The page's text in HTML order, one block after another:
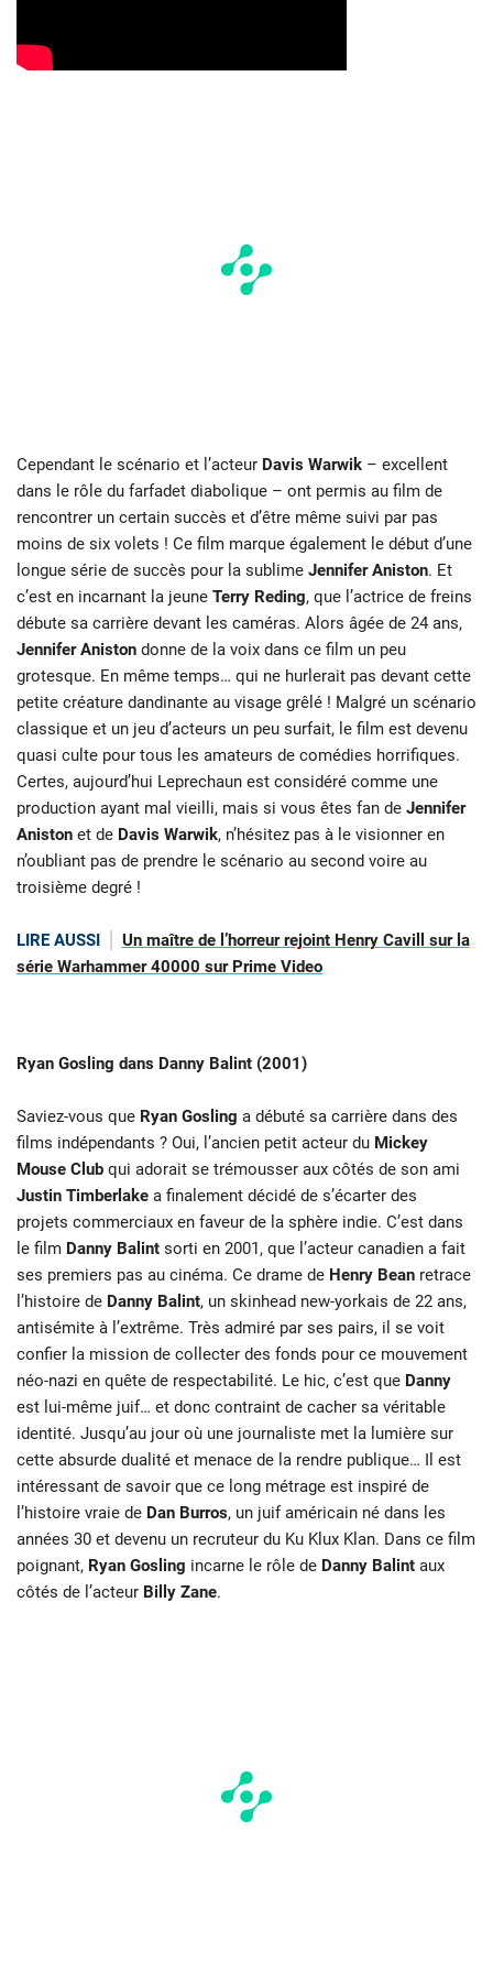
Cependant le scénario et l’acteur Davis Warwik – excellent
dans le rôle du farfadet diabolique – ont permis au film de
rencontrer un certain succès et d’être même suivi par pas
moins de six volets ! Ce film marque également le début d’une
longue série de succès pour la sublime Jennifer Aniston. Et
c’est en incarnant la jeune Terry Reding, que l’actrice de freins
débute sa carrière devant les caméras. Alors âgée de 24 ans,
Jennifer Aniston donne de la voix dans ce film un peu
grotesque. En même temps… qui ne hurlerait pas devant cette
petite créature dandinante au visage grêlé ! Malgré un scénario
classique et un jeu d’acteurs un peu surfait, le film est devenu
quasi culte pour tous les amateurs de comédies horrifiques.
Certes, aujourd’hui Leprechaun est considéré comme une
production ayant mal vieilli, mais si vous êtes fan de Jennifer
Aniston et de Davis Warwik, n’hésitez pas à le visionner en
n’oubliant pas de prendre le scénario au second voire au
troisième degré !
LIRE AUSSI
Un maître de l’horreur rejoint Henry Cavill sur la
série Warhammer 40000 sur Prime Video
Ryan Gosling dans Danny Balint (2001)
Saviez-vous que Ryan Gosling a débuté sa carrière dans des
films indépendants ? Oui, l’ancien petit acteur du Mickey
Mouse Club qui adorait se trémousser aux côtés de son ami
Justin Timberlake a finalement décidé de s’écarter des
projets commerciaux en faveur de la sphère indie. C’est dans
le film Danny Balint sorti en 2001, que l’acteur canadien a fait
ses premiers pas au cinéma. Ce drame de Henry Bean retrace
l’histoire de Danny Balint, un skinhead new-yorkais de 22 ans,
antisémite à l’extrême. Très admiré par ses pairs, il se voit
confier la mission de collecter des fonds pour ce mouvement
néo-nazi en quête de respectabilité. Le hic, c’est que Danny
est lui-même juif… et donc contraint de cacher sa véritable
identité. Jusqu’au jour où une journaliste met la lumière sur
cette absurde dualité et menace de la rendre publique… Il est
intéressant de savoir que ce long métrage est inspiré de
l’histoire vraie de Dan Burros, un juif américain né dans les
années 30 et devenu un recruteur du Ku Klux Klan. Dans ce film
poignant, Ryan Gosling incarne le rôle de Danny Balint aux
côtés de l’acteur Billy Zane.